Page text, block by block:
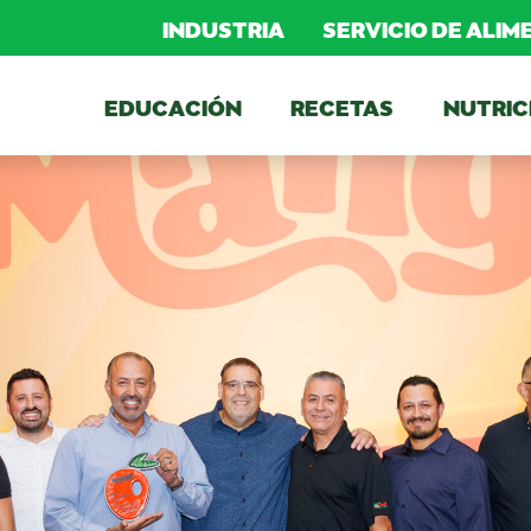
INDUSTRIA SERVICIO DE
EDUCACIÓN RECETAS